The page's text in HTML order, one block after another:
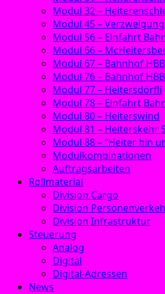
Modul 32 –
Modul 45 –
Modul 56 – Einfahrt
Modul 66 –
Modul 67 – Bahnhof
Modul 76 – Bahnhof
Modul 77 – Heitersdörfli
Modul 78 – Einfahrt
Modul 80 – Heiterswind
Modul 81 – Heiterskehr
Modul 88 – “Heiter hin
Modulkombinationen
Auftragsarbeiten
Rollmaterial
Division Cargo
Division
Division Infrastruktur
Steuerung
Analog
Digital
Digital-Adressen
News